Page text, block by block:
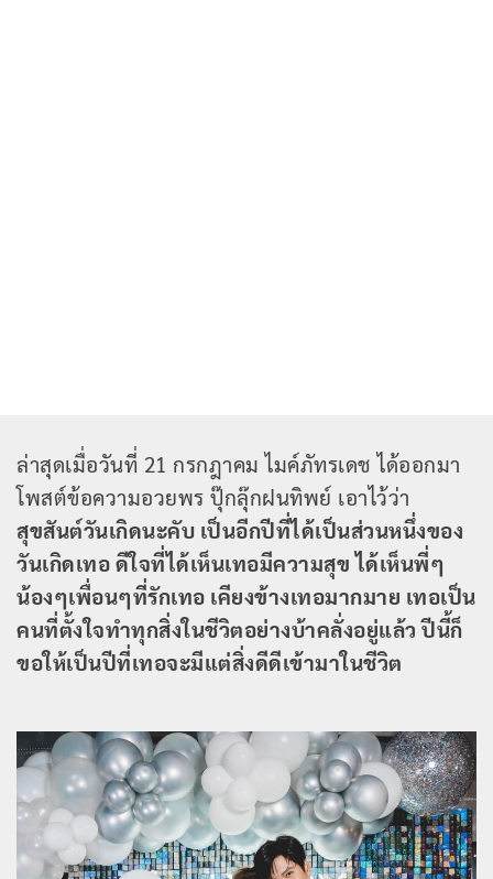
ล่าสุดเมื่อวันที่ 21 กรกฎาคม ไมค์ภัทรเดช ได้ออกมา
โพสต์ข้อความอวยพร ปุ๊กลุ๊กฝนทิพย์ เอาไว้ว่า
สุขสันต์วันเกิดนะคับ เป็นอีกปีที่ได้เป็นส่วนหนึ่งของ
วันเกิดเทอ ดีใจที่ได้เห็นเทอมีความสุข ได้เห็นพี่ๆ
น้องๆเพื่อนๆที่รักเทอ เคียงข้างเทอมากมาย เทอเป็น
คนที่ตั้งใจทำทุกสิ่งในชีวิตอย่างบ้าคลั่งอยู่แล้ว ปีนี้ก็
ขอให้เป็นปีที่เทอจะมีแต่สิ่งดีดีเข้ามาในชีวิต